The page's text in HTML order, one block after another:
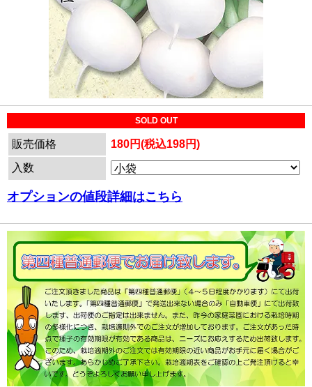
SOLD OUT
販売価格
180円(税込198円)
入数
オプションの値段詳細はこちら